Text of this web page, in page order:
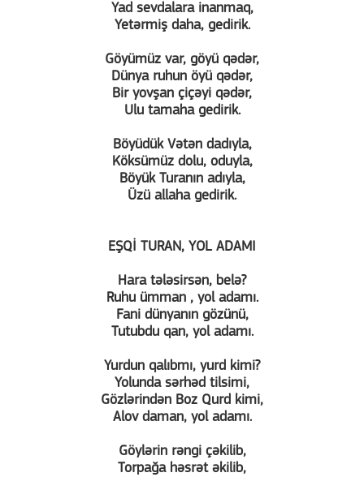
Yad sevdalara inanmaq,
Yetərmiş daha, gedirik.
Göyümüz var, göyü qədər,
Dünya ruhun öyü qədər,
Bir yovşan çiçəyi qədər,
Ulu tamaha gedirik.
Böyüdük Vətən dadıyla,
Köksümüz dolu, oduyla,
Böyük Turanın adıyla,
Üzü allaha gedirik.
EŞQİ TURAN, YOL ADAMI
Hara tələsirsən, belə?
Ruhu ümman , yol adamı.
Fani dünyanın gözünü,
Tutubdu qan, yol adamı.
Yurdun qalıbmı, yurd kimi?
Yolunda sərhəd tilsimi,
Gözlərindən Boz Qurd kimi,
Alov daman, yol adamı.
Göylərin rəngi çəkilib,
Torpağa həsrət əkilib,